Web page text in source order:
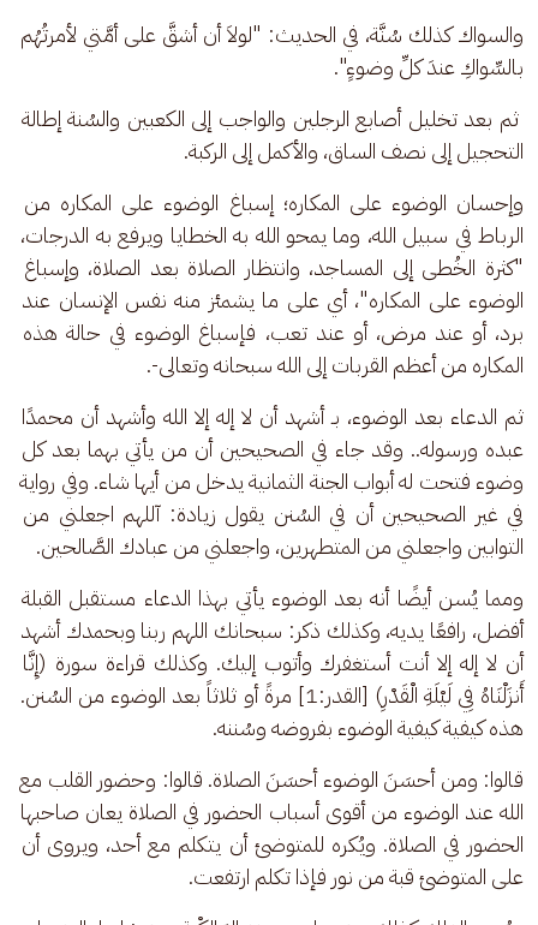
والسواك كذلك سُنَّة، في الحديث: "لولاَ أن أشقَّ على أمَّتي لأمرتُهُم
بالسِّواكِ عندَ كلِّ وضوءٍ".
ثم بعد تخليل أصابع الرجلين والواجب إلى الكعبين والسُنة إطالة
التحجيل إلى نصف الساق، والأكمل إلى الركبة.
وإحسان الوضوء على المكاره؛ إسباغ الوضوء على المكاره من
الرباط في سبيل الله، وما يمحو الله به الخطايا ويرفع به الدرجات،
"كثرة الخُطى إلى المساجد، وانتظار الصلاة بعد الصلاة، وإسباغ
الوضوء على المكاره"، أي على ما يشمئز منه نفس الإنسان عند
برد، أو عند مرض، أو عند تعب، فإسباغ الوضوء في حالة هذه
المكاره من أعظم القربات إلى الله سبحانه وتعالى-.
ثم الدعاء بعد الوضوء، بـ أشهد أن لا إله إلا الله وأشهد أن محمدًا
عبده ورسوله.. وقد جاء في الصحيحين أن من يأتي بهما بعد كل
وضوء فتحت له أبواب الجنة الثمانية يدخل من أيها شاء. وفي رواية
في غير الصحيحين أن في السُنن يقول زيادة: آللهم اجعلني من
التوابين واجعلني من المتطهرين، واجعلني من عبادك الصَّالحين.
ومما يُسن أيضًا أنه بعد الوضوء يأتي بهذا الدعاء مستقبل القبلة
أفضل، رافعًا يديه، وكذلك ذكر: سبحانك اللهم ربنا وبحمدك أشهد
أن لا إله إلا أنت أستغفرك وأتوب إليك. وكذلك قراءة سورة (إِنَّا
أَنزَلْنَاهُ فِي لَيْلَةِ الْقَدْرِ) [القدر:1] مرةً أو ثلاثاً بعد الوضوء من السُنن.
هذه كيفية كيفية الوضوء بفروضه وسُننه.
قالوا: ومن أحسَنَ الوضوء أحسَنَ الصلاة. قالوا: وحضور القلب مع
الله عند الوضوء من أقوى أسباب الحضور في الصلاة يعان صاحبها
الحضور في الصلاة. ويُكره للمتوضئ أن يتكلم مع أحد، ويروى أن
على المتوضئ قبة من نور فإذا تكلم ارتفعت.